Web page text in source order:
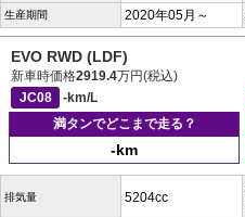
生産期間 2020年05月～
EVO RWD (LDF)
新車時価格2919.4万円(税込)
JC08
-km/L
満タンでどこまで走る？
-km
排気量 5204cc